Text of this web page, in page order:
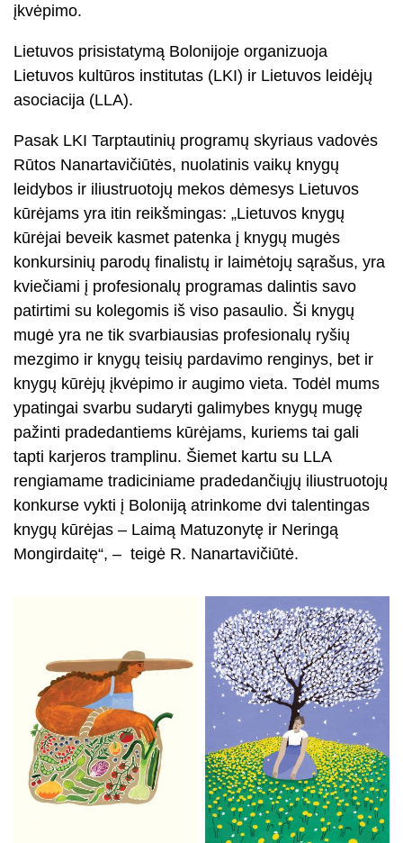
įkvėpimo.
Lietuvos prisistatymą Bolonijoje organizuoja
Lietuvos kultūros institutas (LKI) ir Lietuvos leidėjų
asociacija (LLA).
Pasak LKI Tarptautinių programų skyriaus vadovės
Rūtos Nanartavičiūtės, nuolatinis vaikų knygų
leidybos ir iliustruotojų mekos dėmesys Lietuvos
kūrėjams yra itin reikšmingas: „Lietuvos knygų
kūrėjai beveik kasmet patenka į knygų mugės
konkursinių parodų finalistų ir laimėtojų sąrašus, yra
kviečiami į profesionalų programas dalintis savo
patirtimi su kolegomis iš viso pasaulio. Ši knygų
mugė yra ne tik svarbiausias profesionalų ryšių
mezgimo ir knygų teisių pardavimo renginys, bet ir
knygų kūrėjų įkvėpimo ir augimo vieta. Todėl mums
ypatingai svarbu sudaryti galimybes knygų mugę
pažinti pradedantiems kūrėjams, kuriems tai gali
tapti karjeros tramplinu. Šiemet kartu su LLA
rengiamame tradiciniame pradedančiųjų iliustruotojų
konkurse vykti į Boloniją atrinkome dvi talentingas
knygų kūrėjas – Laimą Matuzonytę ir Neringą
Mongirdaitę“, – teigė R. Nanartavičiūtė.